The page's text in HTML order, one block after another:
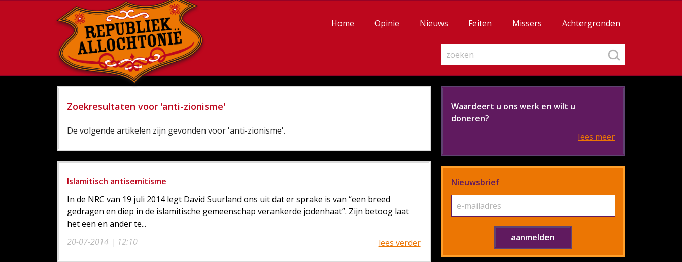
Home Opinie Nieuws Feiten Missers Achtergronden
Zoekresultaten voor 'anti-zionisme'
De volgende artikelen zijn gevonden voor 'anti-zionisme'.
Islamitisch antisemitisme
20-07-2014 | 12:10
In de NRC van 19 juli 2014 legt David Suurland ons uit dat er sprake is van “een breed
gedragen en diep in de islamitische gemeenschap verankerde jodenhaat”. Zijn betoog laat
het een en ander te...
lees verder
Waardeert u ons werk en wilt u
doneren?
lees meer
Nieuwsbrief